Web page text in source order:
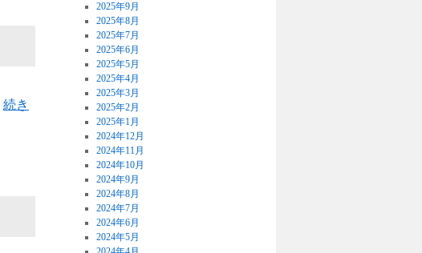
続き
2025年9月
2025年8月
2025年7月
2025年6月
2025年5月
2025年4月
2025年3月
2025年2月
2025年1月
2024年12月
2024年11月
2024年10月
2024年9月
2024年8月
2024年7月
2024年6月
2024年5月